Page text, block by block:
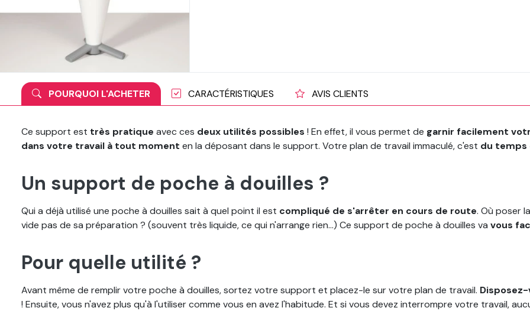
POURQUOI L'ACHETER CARACTÉRISTIQUES AVIS CLIENTS
Ce support est très pratique avec ces deux utilités possibles ! En effet, il vous permet de garnir facilement
dans votre travail à tout moment en la déposant dans le support. Votre plan de travail immaculé, c'est du temps
Un support de poche à douilles ?
Qui a déjà utilisé une poche à douilles sait à quel point il est compliqué de s'arrêter en cours de route. Où poser
vide pas de sa préparation ? (souvent très liquide, ce qui n'arrange rien...) Ce support de poche à douilles va vous
Pour quelle utilité ?
Avant même de remplir votre poche à douilles, sortez votre support et placez-le sur votre plan de travail.
! Ensuite, vous n'avez plus qu'à l'utiliser comme vous en avez l'habitude. Et si vous devez interrompre votre travail,